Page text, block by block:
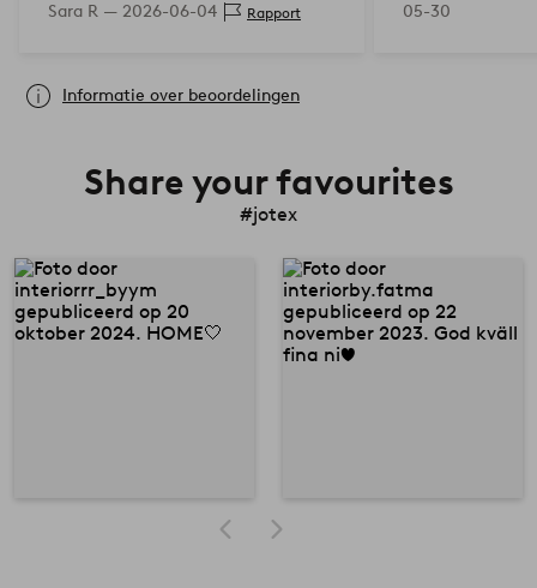
Sara R — 2026-06-04 Rapport
05-30
Informatie over beoordelingen
Share your favourites
#jotex